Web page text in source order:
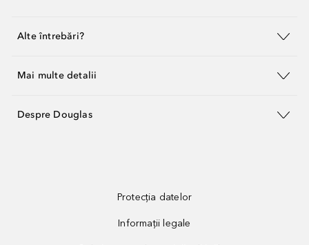
Alte întrebări?
Mai multe detalii
Despre Douglas
Protecția datelor
Informații legale